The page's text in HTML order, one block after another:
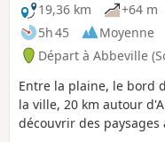
19,36 km
+64 m
5h 45
Moyenne
Départ à Abbeville
Entre la plaine, le bord
la ville, 20 km autour
découvrir des paysages